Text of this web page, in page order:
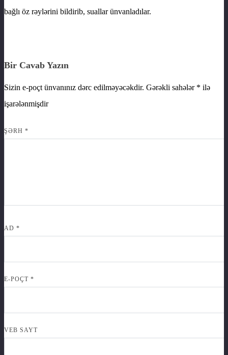
bağlı öz rəylərini bildirib, suallar ünvanladılar.
Bir Cavab Yazın
Sizin e-poçt ünvanınız dərc edilməyəcəkdir. Gərəkli sahələr * ilə
işarələnmişdir
ŞƏRH *
AD *
E-POÇT *
VEB SAYT